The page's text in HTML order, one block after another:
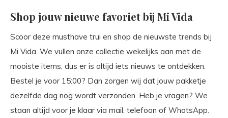
Shop jouw nieuwe favoriet bij Mi Vida
Scoor deze musthave trui en shop de nieuwste trends bij
Mi Vida. We vullen onze collectie wekelijks aan met de
mooiste items, dus er is altijd iets nieuws te ontdekken.
Bestel je voor 15:00? Dan zorgen wij dat jouw pakketje
dezelfde dag nog wordt verzonden. Heb je vragen? We
staan altijd voor je klaar via mail, telefoon of WhatsApp.